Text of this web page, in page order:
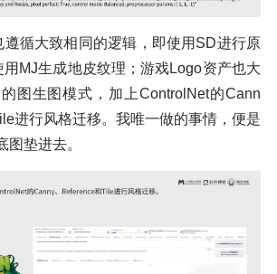
遵循大致相同的逻辑，即使用SD进行原
MJ生成地皮纹理；游戏Logo资产也大
图生图模式，加上ControlNet的Cann
进行风格迁移。我唯一做的事情，便是
图垫进去。